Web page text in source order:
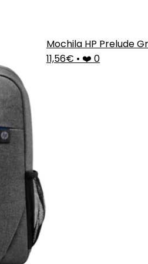
Mochila HP Prelude
11,56€ • ❤️ 0